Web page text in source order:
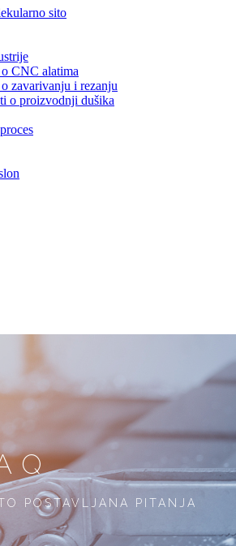
sito
CNC alatima
zavarivanju i rezanju
o proizvodnji dušika
POSTAVLJANA PITANJA